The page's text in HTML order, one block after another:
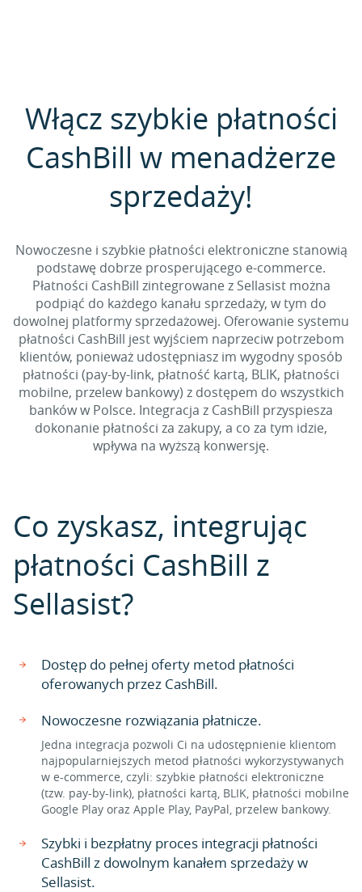
Włącz szybkie płatności
CashBill w menadżerze
sprzedaży!
Nowoczesne i szybkie płatności elektroniczne stanowią
podstawę dobrze prosperującego e-commerce.
Płatności CashBill zintegrowane z Sellasist można
podpiąć do każdego kanału sprzedaży, w tym do
dowolnej platformy sprzedażowej. Oferowanie systemu
płatności CashBill jest wyjściem naprzeciw potrzebom
klientów, ponieważ udostępniasz im wygodny sposób
płatności (pay-by-link, płatność kartą, BLIK, płatności
mobilne, przelew bankowy) z dostępem do wszystkich
banków w Polsce. Integracja z CashBill przyspiesza
dokonanie płatności za zakupy, a co za tym idzie,
wpływa na wyższą konwersję.
Co zyskasz, integrując
płatności CashBill z
Sellasist?
Dostęp do pełnej oferty metod płatności
oferowanych przez CashBill.
Nowoczesne rozwiązania płatnicze.
Jedna integracja pozwoli Ci na udostępnienie klientom
najpopularniejszych metod płatności wykorzystywanych
w e-commerce, czyli: szybkie płatności elektroniczne
(tzw. pay-by-link), płatności kartą, BLIK, płatności mobilne
Google Play oraz Apple Play, PayPal, przelew bankowy.
Szybki i bezpłatny proces integracji płatności
CashBill z dowolnym kanałem sprzedaży w
Sellasist.